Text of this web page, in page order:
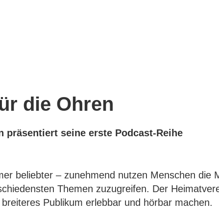
die Ohren
präsentiert seine erste Podcast-Reihe
beliebter – zunehmend nutzen Menschen die
Themen zuzugreifen. Der
Publikum erlebbar und hörbar machen.